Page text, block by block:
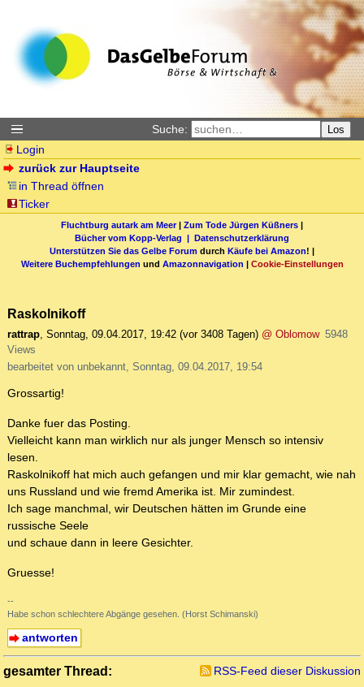
Suche: Los
Login
zurück zur Hauptseite
in Thread öffnen
Ticker
Fluchtburg autark am Meer| Zum Tode Jürgen Küßners |
Bücher vom Kopp-Verlag | Datenschutzerklärung
Unterstützen Sie das Gelbe Forum durch Käufe bei Amazon! |
Weitere Buchempfehlungen und Amazonnavigation | Cookie-Einstellungen
Raskolnikoff
rattrap, Sonntag, 09.04.2017, 19:42 (vor 3408 Tagen) @ Oblomow 5948
Views
bearbeitet von unbekannt, Sonntag, 09.04.2017, 19:54
Grossartig!
Danke fuer das Posting.
Vielleicht kann man wirklich nur als junger Mensch so intensiv
lesen.
Raskolnikoff hat mich auch gefangen und mir klar gemacht, wie nah
uns Russland und wie fremd Amerika ist. Mir zumindest.
Ich sage manchmal, wir Deutschen hätten im Grunde eine
russische Seele
und schaue dann in leere Gesichter.
Gruesse!
--
Habe schon schlechtere Abgänge gesehen. (Horst Schimanski)
antworten
gesamter Thread:
RSS-Feed dieser Diskussion